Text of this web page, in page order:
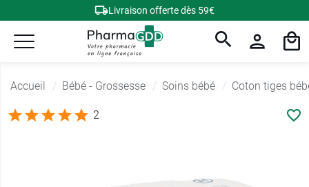
Livraison offerte dès 59€
Accueil Bébé - Grossesse Soins bébé Coton tiges
2